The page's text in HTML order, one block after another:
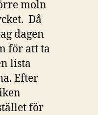
moln
Då
dagen
för att ta
lista
Efter
för